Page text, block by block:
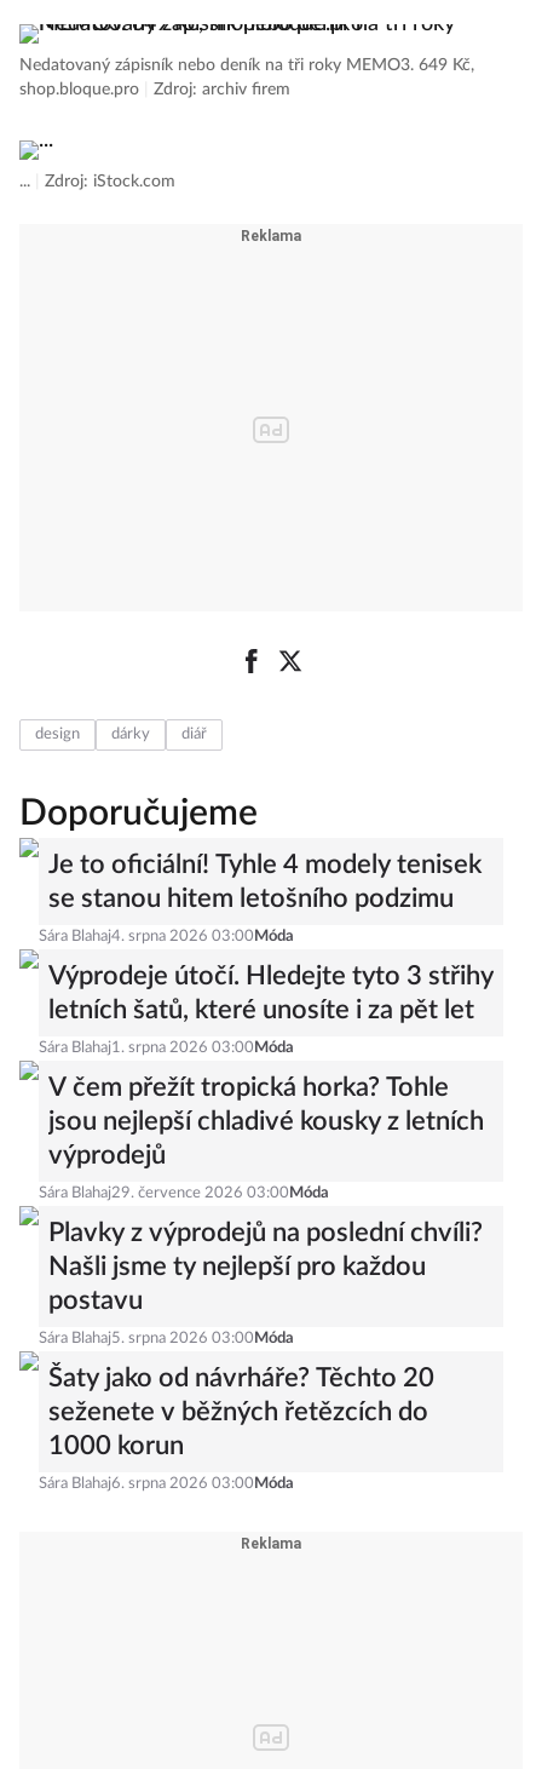
Nedatovaný zápisník nebo deník na tři roky MEMO3. 649 Kč,
shop.bloque.pro
Zdroj: archiv firem
... Zdroj: iStock.com
design dárky diář
Doporučujeme
Je to oficiální! Tyhle 4 modely tenisek
se stanou hitem letošního podzimu
Sára Blahaj4. srpna 2026 03:00 Móda
Výprodeje útočí. Hledejte tyto 3 střihy
letních šatů, které unosíte i za pět let
Sára Blahaj1. srpna 2026 03:00 Móda
V čem přežít tropická horka? Tohle
jsou nejlepší chladivé kousky z letních
výprodejů
Sára Blahaj29. července 2026 03:00 Móda
Plavky z výprodejů na poslední chvíli?
Našli jsme ty nejlepší pro každou
postavu
Sára Blahaj5. srpna 2026 03:00 Móda
Šaty jako od návrháře? Těchto 20
seženete v běžných řetězcích do
1000 korun
Sára Blahaj6. srpna 2026 03:00 Móda